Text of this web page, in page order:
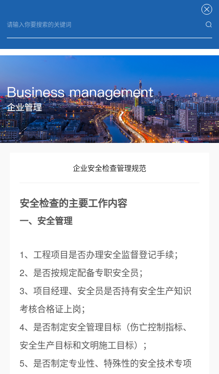
企业安全检查管理规范
安全检查的主要工作内容
一、安全管理
1、工程项目是否办理安全监督登记手续；
2、是否按规定配备专职安全员；
3、项目经理、安全员是否持有安全生产知识
考核合格证上岗；
4、是否制定安全管理目标（伤亡控制指标、
安全生产目标和文明施工目标）；
5、是否制定专业性、特殊性的安全技术专项